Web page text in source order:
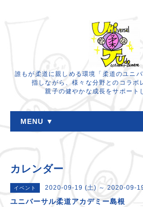
誰もが柔道に親しめる環境「柔道のユニ
指しながら、様々な分野とのコラボ
親子の健やかな成長をサポート
MENU ▼
カレンダー
イベント 2020-09-19 (土) ～ 2020-09-
ユニバーサル柔道アカデミー島根